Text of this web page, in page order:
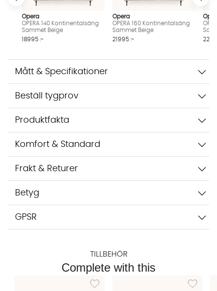
Opera
OPERA 140 Kontinentalsäng
Sammet Beige
18995 :-
Opera
OPERA 160 Kontinentalsäng
Sammet Beige
21995 :-
Mått & Specifikationer
Beställ tygprov
Produktfakta
Komfort & Standard
Frakt & Returer
Betyg
GPSR
TILLBEHÖR
Complete with this
Lägg till i önskelista: ANNA Dra-på-lakan
Lägg till i
Vi använder AI för att svara på dina frågor. Konversationen
sparas i upp till 24 timmar för att kunna hjälpa dig. Vi delar
integritetspolicy.
Jag godkänner att konversationen sparas